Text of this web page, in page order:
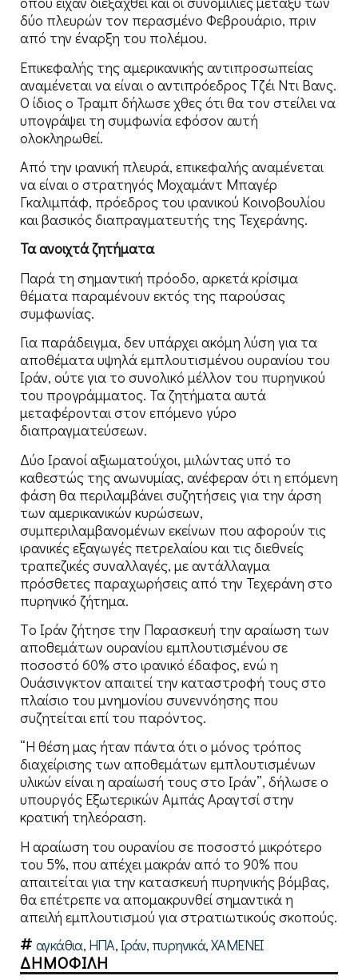
δύο πλευρών τον περασμένο Φεβρουάριο, πριν
από την έναρξη του πολέμου.
Επικεφαλής της αμερικανικής αντιπροσωπείας
αναμένεται να είναι ο αντιπρόεδρος Τζέι Ντι Βανς.
Ο ίδιος ο Τραμπ δήλωσε χθες ότι θα τον στείλει να
υπογράψει τη συμφωνία εφόσον αυτή
ολοκληρωθεί.
Από την ιρανική πλευρά, επικεφαλής αναμένεται
να είναι ο στρατηγός Μοχαμάντ Μπαγέρ
Γκαλιμπάφ, πρόεδρος του ιρανικού Κοινοβουλίου
και βασικός διαπραγματευτής της Τεχεράνης.
Τα ανοιχτά ζητήματα
Παρά τη σημαντική πρόοδο, αρκετά κρίσιμα
θέματα παραμένουν εκτός της παρούσας
συμφωνίας.
Για παράδειγμα, δεν υπάρχει ακόμη λύση για τα
αποθέματα υψηλά εμπλουτισμένου ουρανίου του
Ιράν, ούτε για το συνολικό μέλλον του πυρηνικού
του προγράμματος. Τα ζητήματα αυτά
μεταφέρονται στον επόμενο γύρο
διαπραγματεύσεων.
Δύο Ιρανοί αξιωματούχοι, μιλώντας υπό το
καθεστώς της ανωνυμίας, ανέφεραν ότι η επόμενη
φάση θα περιλαμβάνει συζητήσεις για την άρση
των αμερικανικών κυρώσεων,
συμπεριλαμβανομένων εκείνων που αφορούν τις
ιρανικές εξαγωγές πετρελαίου και τις διεθνείς
τραπεζικές συναλλαγές, με αντάλλαγμα
πρόσθετες παραχωρήσεις από την Τεχεράνη στο
πυρηνικό ζήτημα.
Tο Ιράν ζήτησε την Παρασκευή την αραίωση των
αποθεμάτων ουρανίου εμπλουτισμένου σε
ποσοστό 60% στο ιρανικό έδαφος, ενώ η
Ουάσινγκτον απαιτεί την καταστροφή τους στο
πλαίσιο του μνημονίου συνεννόησης που
συζητείται επί του παρόντος.
“Η θέση μας ήταν πάντα ότι ο μόνος τρόπος
διαχείρισης των αποθεμάτων εμπλουτισμένων
υλικών είναι η αραίωσή τους στο Ιράν”, δήλωσε ο
υπουργός Εξωτερικών Αμπάς Αραγτσί στην
κρατική τηλεόραση.
Η αραίωση του ουρανίου σε ποσοστό μικρότερο
του 5%, που απέχει μακράν από το 90% που
απαιτείται για την κατασκευή πυρηνικής βόμβας,
θα επέτρεπε να απομακρυνθεί σημαντικά η
απειλή εμπλουτισμού για στρατιωτικούς σκοπούς.
αγκάθια, ΗΠΑ, Ιράν, πυρηνικά,ΧΑΜΕΝΕΙ
ΔΗΜΟΦΙΛΗ